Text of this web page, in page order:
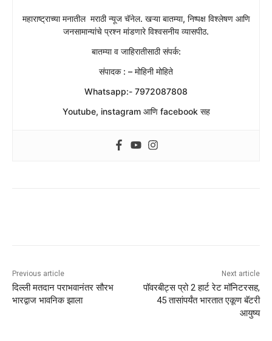
महाराष्ट्राच्या मनातील मराठी न्यूज चॅनेल. खऱ्या बातम्या, निष्पक्ष विश्लेषण आणि
जनसामान्यांचे प्रश्न मांडणारे विश्वसनीय व्यासपीठ.
बातम्या व जाहिरातीसाठी संपर्क:
संपादक : – मोहिनी मोहिते
Whatsapp:- 7972087808
Youtube, instagram आणि facebook सह
Previous article
दिल्ली मतदान पराभवानंतर सौरभ
भारद्वाज भावनिक झाला
Next article
पॉवरबीट्स प्रो 2 हार्ट रेट मॉनिटरसह,
45 तासांपर्यंत भारतात एकूण बॅटरी
आयुष्य